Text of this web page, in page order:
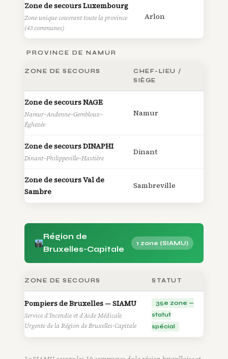
Zone de secours Luxembourg
Zone unique couvrant toute la province
(43 communes)
Arlon
PROVINCE DE NAMUR
ZONE DE SECOURS
CHEF-LIEU /
SIÈGE
Zone de secours NAGE
Namur–Andenne–Gembloux–
Éghezée
Namur
Zone de secours DINAPHI
Dinant–Philippeville–Hastière
Dinant
Zone de secours Val de
Sambre
Sambreville
Région de
Bruxelles-Capitale
1 zone (SIAMU)
ZONE DE SECOURS STATUT
Pompiers de Bruxelles — SIAMU
Service d’Incendie et d’Aide Médicale
Urgente de la Région de Bruxelles-Capitale
35e zone —
statut
spécial